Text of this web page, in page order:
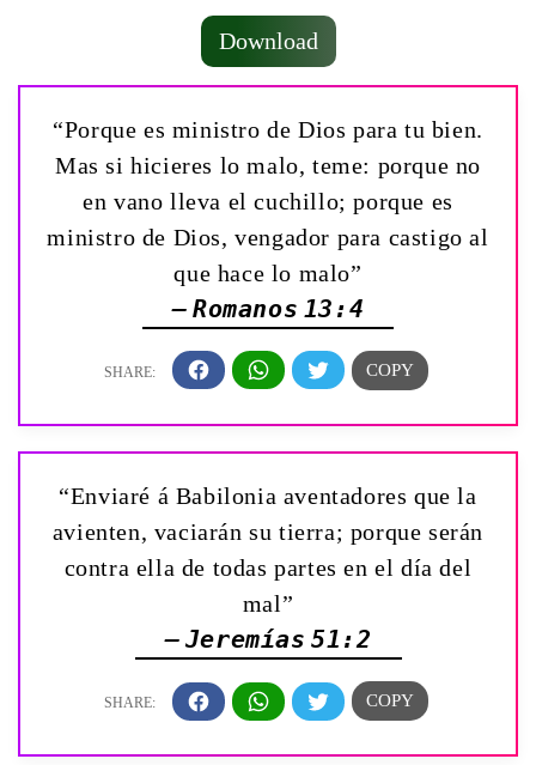
Download
“Porque es ministro de Dios para tu bien.
Mas si hicieres lo malo, teme: porque no
en vano lleva el cuchillo; porque es
ministro de Dios, vengador para castigo al
que hace lo malo”
— Romanos 13:4
“Enviaré á Babilonia aventadores que la
avienten, vaciarán su tierra; porque serán
contra ella de todas partes en el día del
mal”
— Jeremías 51:2